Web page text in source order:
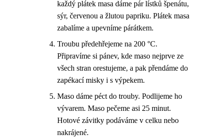
každý plátek masa dáme pár lístků špenátu,
sýr, červenou a žlutou papriku. Plátek masa
zabalíme a upevníme párátkem.
Troubu předehřejeme na 200 °C.
Připravíme si pánev, kde maso nejprve ze
všech stran orestujeme, a pak přendáme do
zapékací misky i s výpekem.
Maso dáme péct do trouby. Podlijeme ho
vývarem. Maso pečeme asi 25 minut.
Hotové závitky podáváme v celku nebo
nakrájené.